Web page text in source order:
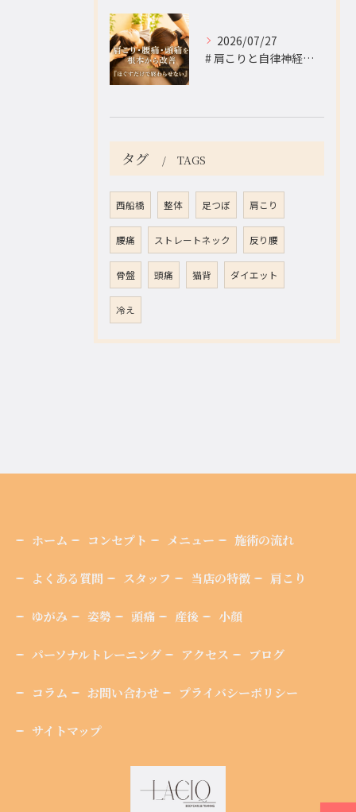
2026/07/27
# 肩こりと自律神経の意外な関係｜マッサージを受けても肩こり...
タグ TAGS
西船橋 整体 足つぼ 肩こり
腰痛 ストレートネック 反り腰
骨盤 頭痛 猫背 ダイエット
冷え
ホーム コンセプト メニュー 施術の流れ
よくある質問 スタッフ 当店の特徴 肩こり
ゆがみ 姿勢 頭痛 産後 小顔
パーソナルトレーニング アクセス ブログ
コラム お問い合わせ プライバシーポリシー
サイトマップ